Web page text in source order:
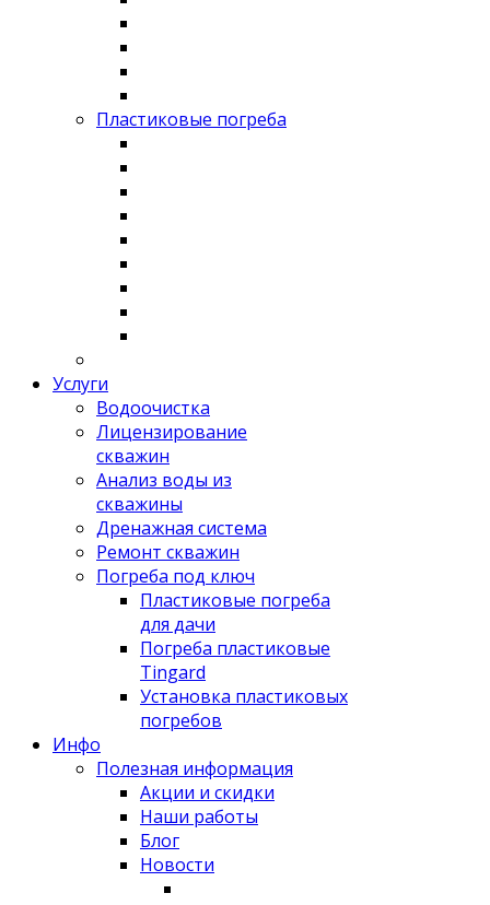
Пластиковые погреба
Услуги
Водоочистка
Лицензирование
скважин
Анализ воды из
скважины
Дренажная система
Ремонт скважин
Погреба под ключ
Пластиковые погреба
для дачи
Погреба пластиковые
Tingard
Установка пластиковых
погребов
Инфо
Полезная информация
Акции и скидки
Наши работы
Блог
Новости